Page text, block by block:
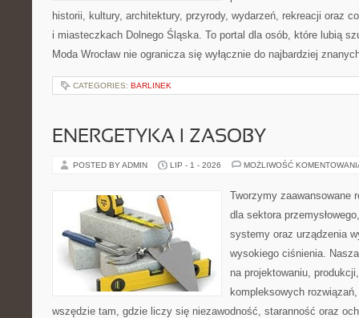
historii, kultury, architektury, przyrody, wydarzeń, rekreacji oraz
i miasteczkach Dolnego Śląska. To portal dla osób, które lubią
Moda Wrocław nie ogranicza się wyłącznie do najbardziej
CATEGORIES: BARLINEK
ENERGETYKA I ZASOBY
POSTED BY ADMIN LIP - 1 - 2026 MOŻLIWOŚĆ
Tworzymy zaawansowane
dla sektora
systemy oraz urządzenia
wysokiego ciśnienia.
na projektowaniu,
kompleksowych
wszędzie tam, gdzie liczy się niezawodność, staranność oraz